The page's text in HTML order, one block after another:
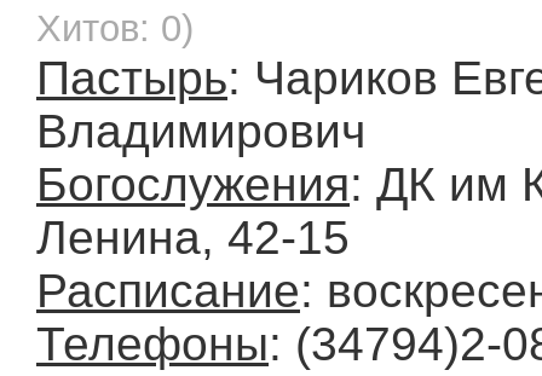
Хитов: 0)
Пастырь: Чариков
Владимирович
Богослужения: ДК им
Ленина, 42-15
Расписание:
Телефоны: (34794)2-